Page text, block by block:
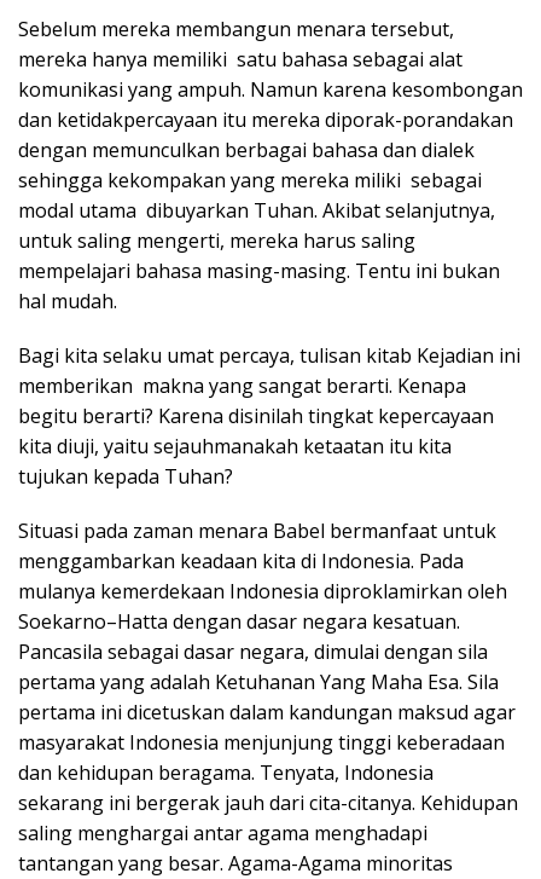
Sebelum mereka membangun menara tersebut,
mereka hanya memiliki satu bahasa sebagai alat
komunikasi yang ampuh. Namun karena kesombongan
dan ketidakpercayaan itu mereka diporak-porandakan
dengan memunculkan berbagai bahasa dan dialek
sehingga kekompakan yang mereka miliki sebagai
modal utama dibuyarkan Tuhan. Akibat selanjutnya,
untuk saling mengerti, mereka harus saling
mempelajari bahasa masing-masing. Tentu ini bukan
hal mudah.
Bagi kita selaku umat percaya, tulisan kitab Kejadian ini
memberikan makna yang sangat berarti. Kenapa
begitu berarti? Karena disinilah tingkat kepercayaan
kita diuji, yaitu sejauhmanakah ketaatan itu kita
tujukan kepada Tuhan?
Situasi pada zaman menara Babel bermanfaat untuk
menggambarkan keadaan kita di Indonesia. Pada
mulanya kemerdekaan Indonesia diproklamirkan oleh
Soekarno–Hatta dengan dasar negara kesatuan.
Pancasila sebagai dasar negara, dimulai dengan sila
pertama yang adalah Ketuhanan Yang Maha Esa. Sila
pertama ini dicetuskan dalam kandungan maksud agar
masyarakat Indonesia menjunjung tinggi keberadaan
dan kehidupan beragama. Tenyata, Indonesia
sekarang ini bergerak jauh dari cita-citanya. Kehidupan
saling menghargai antar agama menghadapi
tantangan yang besar. Agama-Agama minoritas